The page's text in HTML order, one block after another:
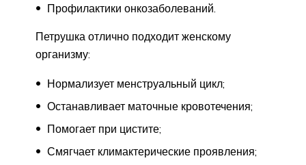
Профилактики онкозаболеваний.
Петрушка отлично подходит женскому
организму:
Нормализует менструальный цикл;
Останавливает маточные кровотечения;
Помогает при цистите;
Смягчает климактерические проявления;